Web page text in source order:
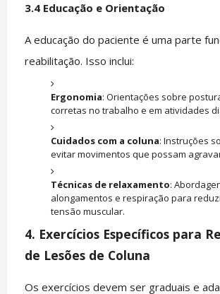
3.4 Educação e Orientação
A educação do paciente é uma parte
reabilitação. Isso inclui:
Ergonomia: Orientações sobre
corretas no trabalho e em atividades
Cuidados com a coluna: Instruções
evitar movimentos que possam
Técnicas de relaxamento:
alongamentos e respiração para
tensão muscular.
4. Exercícios Específicos para
de Lesões de Coluna
Os exercícios devem ser graduais e